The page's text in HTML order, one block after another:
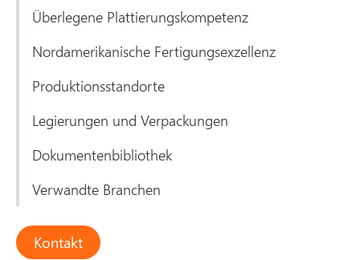
Überlegene Plattierungskompetenz
Nordamerikanische Fertigungsexzellenz
Produktionsstandorte
Legierungen und Verpackungen
Dokumentenbibliothek
Verwandte Branchen
Kontakt